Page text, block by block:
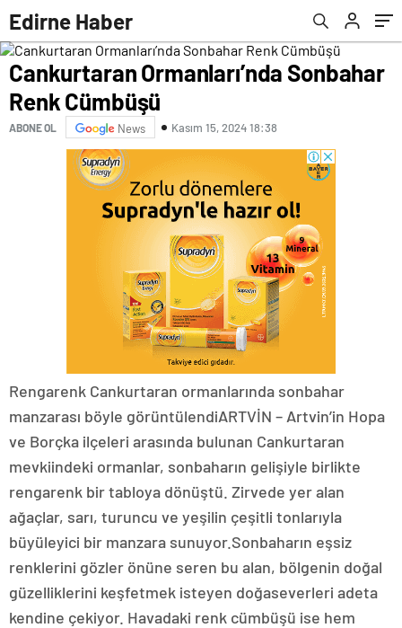
Edirne Haber
Cankurtaran Ormanları’nda Sonbahar
Renk Cümbüşü
ABONE OL News Kasım 15, 2024 18:38
Rengarenk Cankurtaran ormanlarında sonbahar
manzarası böyle görüntülendiARTVİN – Artvin’in Hopa
ve Borçka ilçeleri arasında bulunan Cankurtaran
mevkiindeki ormanlar, sonbaharın gelişiyle birlikte
rengarenk bir tabloya dönüştü. Zirvede yer alan
ağaçlar, sarı, turuncu ve yeşilin çeşitli tonlarıyla
büyüleyici bir manzara sunuyor.Sonbaharın eşsiz
renklerini gözler önüne seren bu alan, bölgenin doğal
güzelliklerini keşfetmek isteyen doğaseverleri adeta
kendine çekiyor. Havadaki renk cümbüşü ise hem